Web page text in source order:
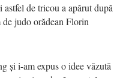
de tricou a apărut după
judo orădean Florin
și i-am expus o idee văzută